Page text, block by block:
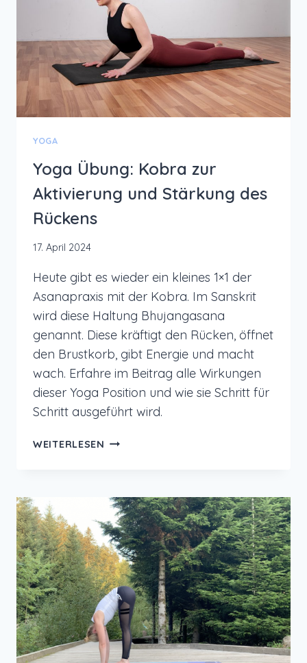
YOGA
Yoga Übung: Kobra zur
Aktivierung und Stärkung des
Rückens
17. April 2024
Heute gibt es wieder ein kleines 1×1 der
Asanapraxis mit der Kobra. Im Sanskrit
wird diese Haltung Bhujangasana
genannt. Diese kräftigt den Rücken, öffnet
den Brustkorb, gibt Energie und macht
wach. Erfahre im Beitrag alle Wirkungen
dieser Yoga Position und wie sie Schritt für
Schritt ausgeführt wird.
WEITERLESEN YOGA
AKTIVIERUNG
UND
STÄRKUNG
DES
RÜCKENS